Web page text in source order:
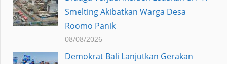
Smelting Akibatkan Warga Desa
Roomo Panik
08/08/2026
Demokrat Bali Lanjutkan Gerakan